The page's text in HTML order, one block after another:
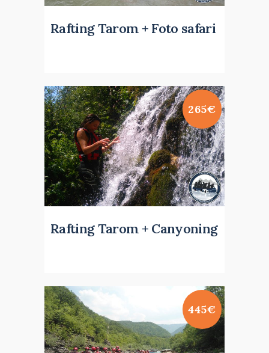
Rafting Tarom + Foto safari
265€
Rafting Tarom + Canyoning
445€